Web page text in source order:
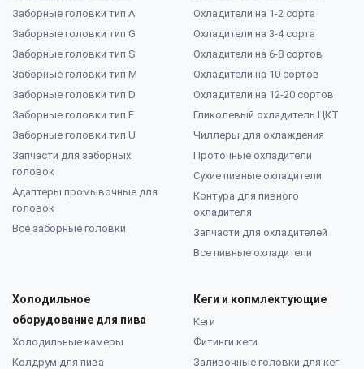
Заборные головки тип А
Заборные головки тип G
Заборные головки тип S
Заборные головки тип M
Заборные головки тип D
Заборные головки тип F
Заборные головки тип U
Запчасти для заборных
головок
Адаптеры промывочные для
головок
Все заборные головки
Охладители на 1-2 сорта
Охладители на 3-4 сорта
Охладители на 6-8 сортов
Охладители на 10 сортов
Охладители на 12-20 сортов
Гликолевый охладитель ЦКТ
Чиллеры для охлаждения
Проточные охладители
Сухие пивные охладители
Контура для пивного
охладителя
Запчасти для охладителей
Все пивные охладители
Холодильное
оборудование для пива
Холодильные камеры
Колдрум для пива
Кеги и копмлектующие
Кеги
Фитинги кеги
Заливочные головки для кег